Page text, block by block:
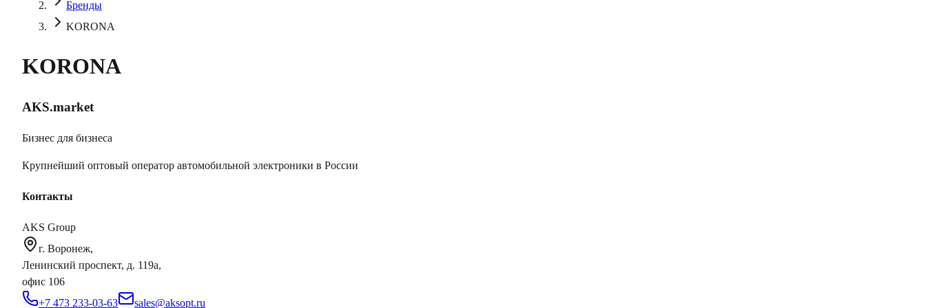
Бренды
KORONA
KORONA
AKS.market
Бизнес для бизнеса
Крупнейший оптовый оператор автомобильной электроники в России
Контакты
AKS Group
г. Воронеж,
Ленинский проспект, д. 119а,
офис 106
+7 473 233-03-63
sales@aksopt.ru